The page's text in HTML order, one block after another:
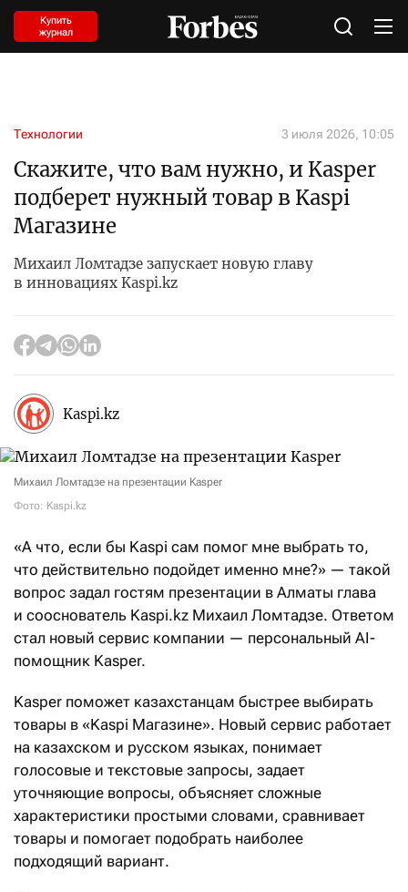
Купить
журнал
Технологии 3 июля 2026, 10:05
Скажите, что вам нужно, и Kasper
подберет нужный товар в Kaspi
Магазине
Михаил Ломтадзе запускает новую главу
в инновациях Kaspi.kz
Kaspi.kz
Михаил Ломтадзе на презентации Kasper
Фото: Kaspi.kz
«А что, если бы Kaspi сам помог мне выбрать то,
что действительно подойдет именно мне?» — такой
вопрос задал гостям презентации в Алматы глава
и сооснователь Kaspi.kz Михаил Ломтадзе. Ответом
стал новый сервис компании — персональный AI-
помощник Kasper.
Kasper поможет казахстанцам быстрее выбирать
товары в «Kaspi Магазине». Новый сервис работает
на казахском и русском языках, понимает
голосовые и текстовые запросы, задает
уточняющие вопросы, объясняет сложные
характеристики простыми словами, сравнивает
товары и помогает подобрать наиболее
подходящий вариант.